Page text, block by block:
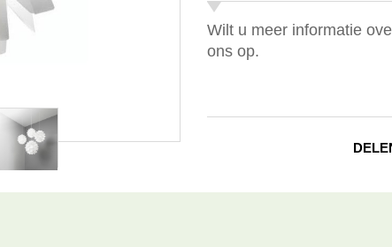
Wilt u meer informatie
ons op.